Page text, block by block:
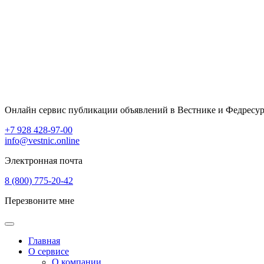
Онлайн сервис публикации объявлений в Вестнике и
+7 928 428-97-00
info@vestnic.online
Электронная почта
8 (800) 775-20-42
Перезвоните мне
Главная
О сервисе
О компании